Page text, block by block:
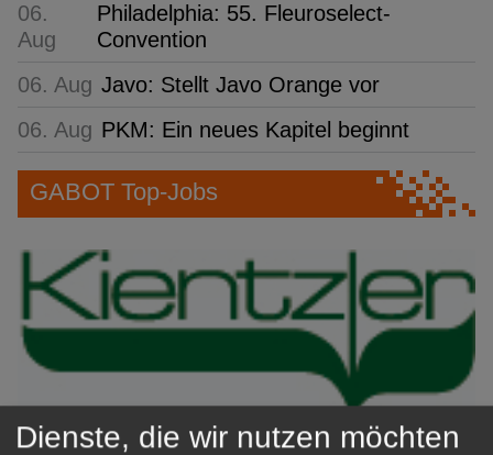
06.
Aug
Philadelphia: 55. Fleuroselect-
Convention
06. Aug Javo: Stellt Javo Orange vor
06. Aug PKM: Ein neues Kapitel beginnt
GABOT Top-Jobs
Dienste, die wir nutzen möchten